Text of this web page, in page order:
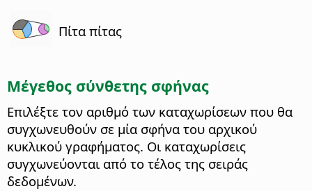
Πίτα πίτας
Μέγεθος σύνθετης σφήνας
Επιλέξτε τον αριθμό των καταχωρίσεων που θα
συγχωνευθούν σε μία σφήνα του αρχικού
κυκλικού γραφήματος. Οι καταχωρίσεις
συγχωνεύονται από το τέλος της σειράς
δεδομένων.